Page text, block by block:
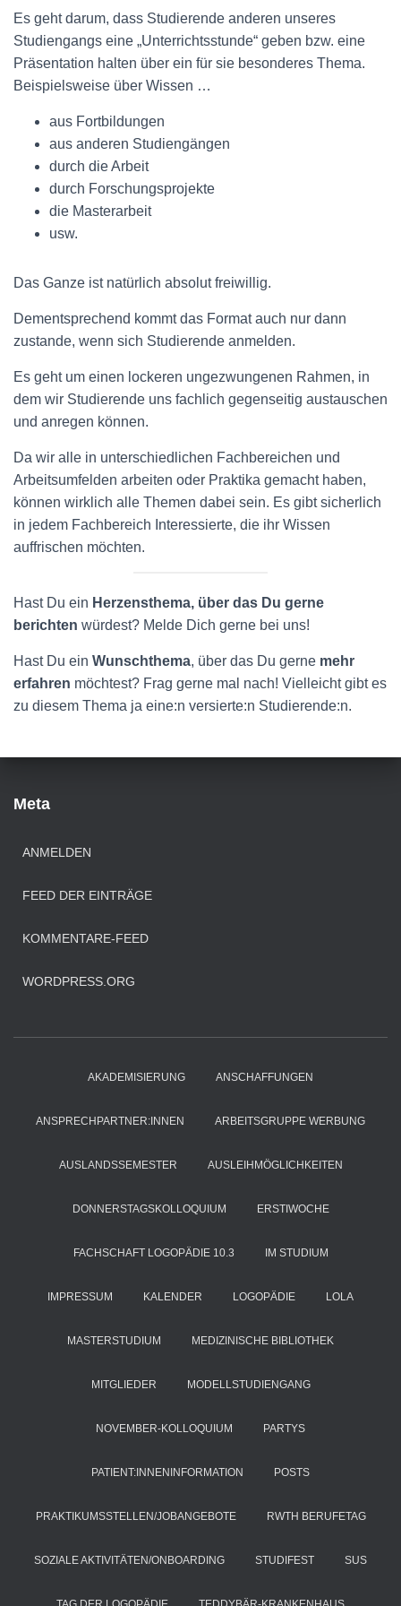
Es geht darum, dass Studierende anderen unseres
Studiengangs eine „Unterrichtsstunde“ geben bzw. eine
Präsentation halten über ein für sie besonderes Thema.
Beispielsweise über Wissen …
aus Fortbildungen
aus anderen Studiengängen
durch die Arbeit
durch Forschungsprojekte
die Masterarbeit
usw.
Das Ganze ist natürlich absolut freiwillig.
Dementsprechend kommt das Format auch nur dann
zustande, wenn sich Studierende anmelden.
Es geht um einen lockeren ungezwungenen Rahmen, in
dem wir Studierende uns fachlich gegenseitig austauschen
und anregen können.
Da wir alle in unterschiedlichen Fachbereichen und
Arbeitsumfelden arbeiten oder Praktika gemacht haben,
können wirklich alle Themen dabei sein. Es gibt sicherlich
in jedem Fachbereich Interessierte, die ihr Wissen
auffrischen möchten.
Hast Du ein Herzensthema, über das Du gerne
berichten würdest? Melde Dich gerne bei uns!
Hast Du ein Wunschthema, über das Du gerne mehr
erfahren möchtest? Frag gerne mal nach! Vielleicht gibt es
zu diesem Thema ja eine:n versierte:n Studierende:n.
Meta
ANMELDEN
FEED DER EINTRÄGE
KOMMENTARE-FEED
WORDPRESS.ORG
AKADEMISIERUNG ANSCHAFFUNGEN
ANSPRECHPARTNER:INNEN ARBEITSGRUPPE WERBUNG
AUSLANDSSEMESTER AUSLEIHMÖGLICHKEITEN
DONNERSTAGSKOLLOQUIUM ERSTIWOCHE
FACHSCHAFT LOGOPÄDIE 10.3 IM STUDIUM
IMPRESSUM KALENDER LOGOPÄDIE LOLA
MASTERSTUDIUM MEDIZINISCHE BIBLIOTHEK
MITGLIEDER MODELLSTUDIENGANG
NOVEMBER-KOLLOQUIUM PARTYS
PATIENT:INNENINFORMATION POSTS
PRAKTIKUMSSTELLEN/JOBANGEBOTE RWTH BERUFETAG
SOZIALE AKTIVITÄTEN/ONBOARDING STUDIFEST SUS